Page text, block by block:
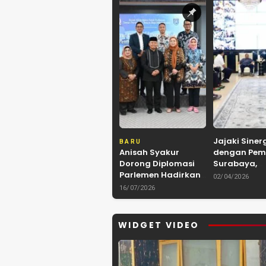
BARU
Anisah Syakur
Dorong Diplomasi
Parlemen Hadirkan
Kerja Sama
Internasional yang
Kota Depok
16/07/2026
Jajaki
dengan
Surabaya,
Kerukunan
Kolaborasi
02/04/2026
WIDGET VIDEO